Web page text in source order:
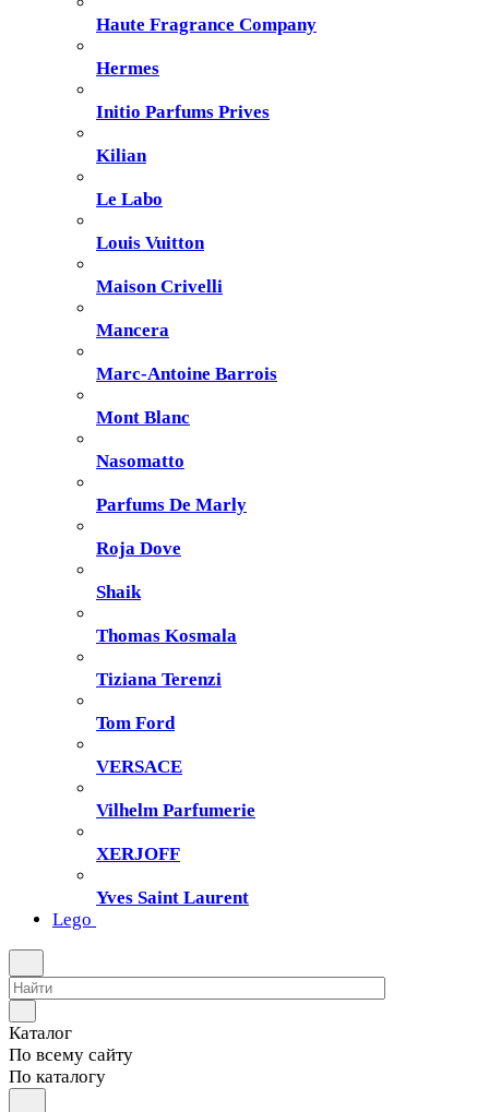
Haute Fragrance Company
Hermes
Initio Parfums Prives
Kilian
Le Labo
Louis Vuitton
Maison Crivelli
Mancera
Marc-Antoine Barrois
Mont Blanc
Nasomatto
Parfums De Marly
Roja Dove
Shaik
Thomas Kosmala
Tiziana Terenzi
Tom Ford
VERSACE
Vilhelm Parfumerie
XERJOFF
Yves Saint Laurent
Lego
Каталог
По всему сайту
По каталогу